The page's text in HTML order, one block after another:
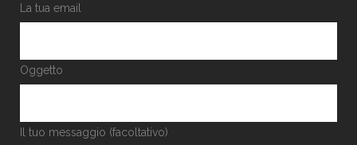
La tua email
Oggetto
Il tuo messaggio (facoltativo)